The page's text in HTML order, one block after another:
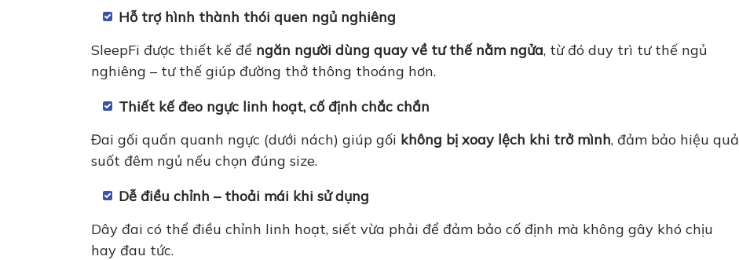
Hỗ trợ hình thành thói quen ngủ nghiêng
SleepFi được thiết kế để ngăn người dùng quay về tư thế nằm ngửa, từ đó duy trì tư thế ngủ
nghiêng – tư thế giúp đường thở thông thoáng hơn.
Thiết kế đeo ngực linh hoạt, cố định chắc chắn
Đai gối quấn quanh ngực (dưới nách) giúp gối không bị xoay lệch khi trở mình, đảm bảo hiệu quả
suốt đêm ngủ nếu chọn đúng size.
Dễ điều chỉnh – thoải mái khi sử dụng
Dây đai có thể điều chỉnh linh hoạt, siết vừa phải để đảm bảo cố định mà không gây khó chịu
hay đau tức.